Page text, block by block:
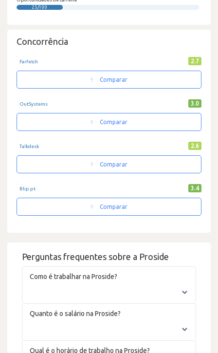
Perguntas frequentes sobre a Proside
Como é trabalhar na Proside?
Quanto é o salário na Proside?
Qual é o horário de trabalho na Proside?
25/100
Concorrência
Farfetch 2.7
Comparar
OutSystems 3.0
Comparar
Talkdesk 2.6
Comparar
Blip.pt 3.4
Comparar